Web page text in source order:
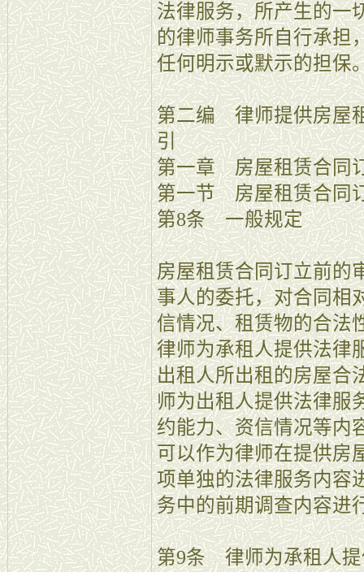
法律服务，所产生的一
的律师事务所自行承担
任何明示或默示的担保
第二编 律师提供房屋
引
第一章 房屋租赁合同
第一节 房屋租赁合同
第8条 一般规定
房屋租赁合同订立前的
事人的委托，对合同相
信情况、租赁物的合法
律师为承租人提供法律
出租人所出租的房屋合
师为出租人提供法律服
约能力、资信情况等内
可以作为律师在提供房
项单独的法律服务内容
务中的前期调查内容进
第9条 律师为承租人提